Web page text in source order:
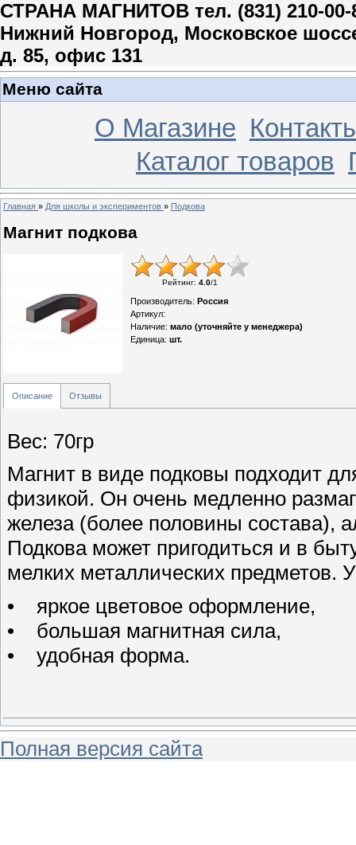
СТРАНА МАГНИТОВ тел. (831) 210-00-
Нижний Новгород, Московское
д. 85, офис 131
Меню сайта
О Магазине
Каталог товаров
Главная » Для школы и экспериментов » Подкова
Магнит подкова
Рейтинг: 4.0/1
Производитель: Россия
Артикул:
Наличие: мало (уточняйте у менеджера)
Единица: шт.
Описание Отзывы
Вес: 70гр
Магнит в виде подковы подходит
физикой. Он очень медленно
железа (более половины состава),
Подкова может пригодиться и в
мелких металлических предметов.
• яркое цветовое оформление,
• большая магнитная сила,
• удобная форма.
Полная версия сайта